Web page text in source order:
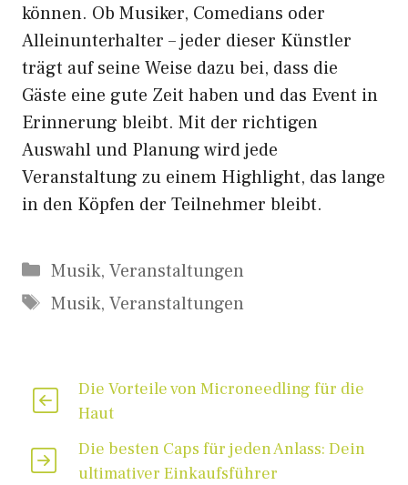
können. Ob Musiker, Comedians oder
Alleinunterhalter – jeder dieser Künstler
trägt auf seine Weise dazu bei, dass die
Gäste eine gute Zeit haben und das Event in
Erinnerung bleibt. Mit der richtigen
Auswahl und Planung wird jede
Veranstaltung zu einem Highlight, das lange
in den Köpfen der Teilnehmer bleibt.
Kategorien
Musik, Veranstaltungen
Schlagwörter
Musik, Veranstaltungen
Die Vorteile von Microneedling für die
Haut
Die besten Caps für jeden Anlass: Dein
ultimativer Einkaufsführer